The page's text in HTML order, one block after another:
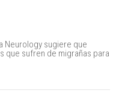
Neurology sugiere que
que sufren de migrañas para